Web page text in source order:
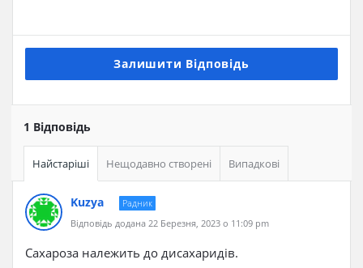
Залишити Відповідь
1 Відповідь
Найстаріші Нещодавно створені Випадкові
Kuzya
Радник
Відповідь додана 22 Березня, 2023 о 11:09 pm
Сахароза належить до дисахаридів.